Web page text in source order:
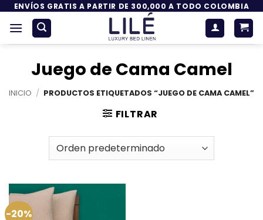
Saltar
contenido
ENVÍOS GRATIS A PARTIR DE 300,000 A TODO COLOMBIA
Juego de Cama Camel
INICIO / PRODUCTOS ETIQUETADOS “JUEGO DE CAMA CAMEL”
FILTRAR
-20%